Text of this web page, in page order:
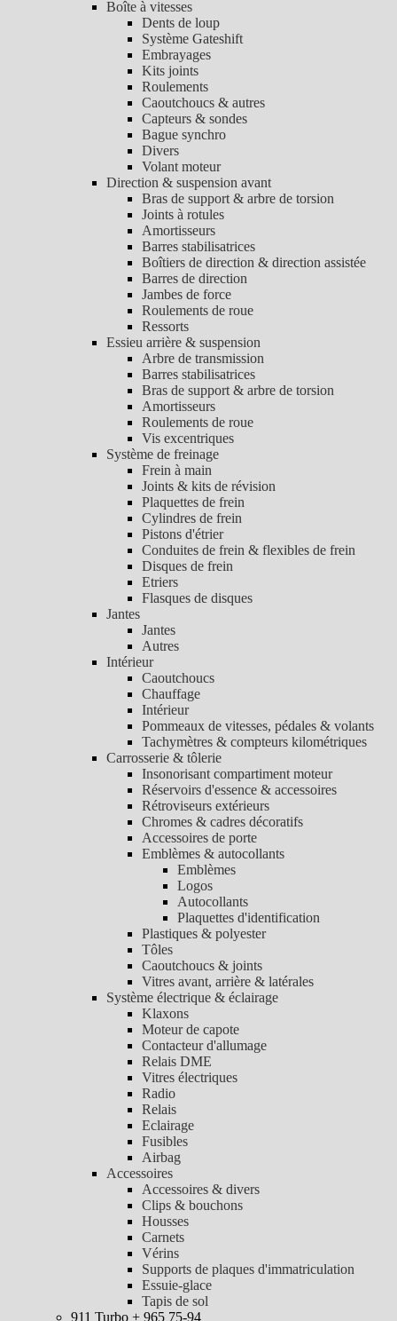
Boîte à vitesses
Dents de loup
Système Gateshift
Embrayages
Kits joints
Roulements
Caoutchoucs & autres
Capteurs & sondes
Bague synchro
Divers
Volant moteur
Direction & suspension avant
Bras de support & arbre de torsion
Joints à rotules
Amortisseurs
Barres stabilisatrices
Boîtiers de direction & direction assistée
Barres de direction
Jambes de force
Roulements de roue
Ressorts
Essieu arrière & suspension
Arbre de transmission
Barres stabilisatrices
Bras de support & arbre de torsion
Amortisseurs
Roulements de roue
Vis excentriques
Système de freinage
Frein à main
Joints & kits de révision
Plaquettes de frein
Cylindres de frein
Pistons d'étrier
Conduites de frein & flexibles de frein
Disques de frein
Etriers
Flasques de disques
Jantes
Jantes
Autres
Intérieur
Caoutchoucs
Chauffage
Intérieur
Pommeaux de vitesses, pédales & volants
Tachymètres & compteurs kilométriques
Carrosserie & tôlerie
Insonorisant compartiment moteur
Réservoirs d'essence & accessoires
Rétroviseurs extérieurs
Chromes & cadres décoratifs
Accessoires de porte
Emblèmes & autocollants
Emblèmes
Logos
Autocollants
Plaquettes d'identification
Plastiques & polyester
Tôles
Caoutchoucs & joints
Vitres avant, arrière & latérales
Système électrique & éclairage
Klaxons
Moteur de capote
Contacteur d'allumage
Relais DME
Vitres électriques
Radio
Relais
Eclairage
Fusibles
Airbag
Accessoires
Accessoires & divers
Clips & bouchons
Housses
Carnets
Vérins
Supports de plaques d'immatriculation
Essuie-glace
Tapis de sol
911 Turbo + 965 75-94